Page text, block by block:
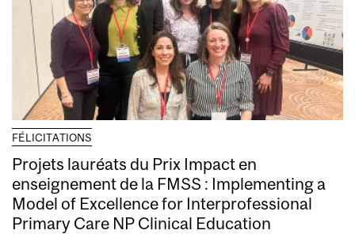
FÉLICITATIONS
Projets lauréats du Prix Impact en
enseignement de la FMSS : Implementing a
Model of Excellence for Interprofessional
Primary Care NP Clinical Education